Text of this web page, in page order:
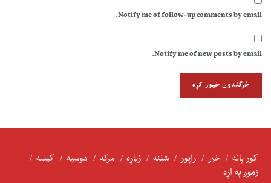
Notify me of follow-up comments by email.
Notify me of new posts by email.
کور پانه خبر راپور شننه ژباړه مرکه دوسیه
کیسه
زموږ په اړه